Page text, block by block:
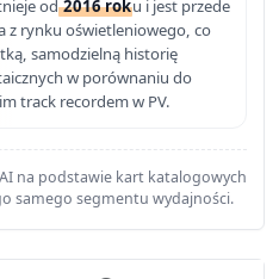
od2016 roku i jest przede
z rynku oświetleniowego, co
samodzielną historię
w porównaniu do
track recordem w PV.
na podstawie kart katalogowych
samego segmentu wydajności.